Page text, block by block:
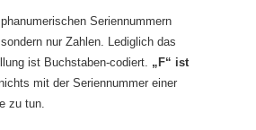
Seriennummern
nur Zahlen. Lediglich das
ist Buchstaben-codiert. „F“ ist
mit der Seriennummer einer
zu tun.